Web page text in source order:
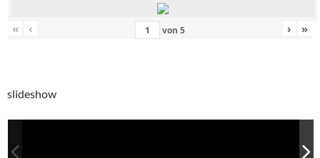
« ‹ von 5 › »
slideshow